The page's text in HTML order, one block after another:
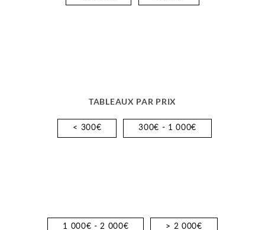
TABLEAUX PAR PRIX
< 300€ 300€ - 1 000€
1 000€ - 2 000€ > 2 000€